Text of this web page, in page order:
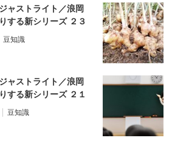
ャストライト／浪岡
する新シリーズ ２３
業新聞（２０２１年
』を読んで ③／「自
豆知識
ャストライト／浪岡
する新シリーズ ２１
業新聞（２０２１年
』を読んで ①／［未
豆知識